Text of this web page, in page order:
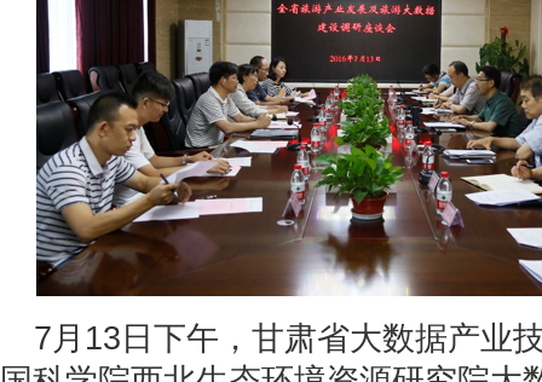
7月13日下午，甘肃省大数据产业